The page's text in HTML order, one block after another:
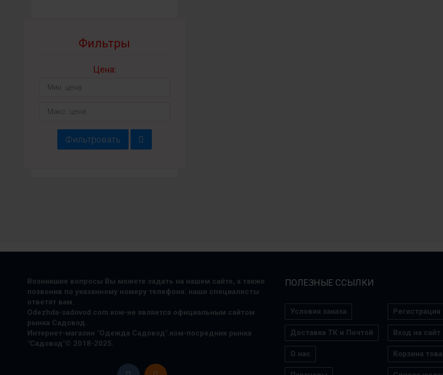
Фильтры
Цена:
Фильтровать
Возникшие вопросы Вы можете задать на нашем сайте, а также
позвонив по указанному номеру телефона: наши специалисты
ответят вам.
Odezhda-sadovod.com.ком-не является официальным сайтом
рынка Садовод.
Интернет-магазин "Одежда Садовод".ком-посредник рынка
"Садовод"© 2018-2025.
ПОЛЕЗНЫЕ ССЫЛКИ
Условия заказа
Доставка ТК и Почтой
О нас
Регистрация
Вход на сайт
Корзина